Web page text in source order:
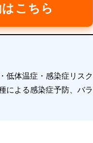
こちら
低体温症・感染症リ
による感染症予防、バ